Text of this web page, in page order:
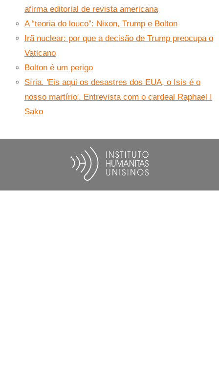
afirma editorial de revista americana
A “teoria do louco”: Nixon, Trump e Bolton
Irã nuclear: por que a decisão de Trump preocupa o
Vaticano
Bolton é um perigo
Síria. 'Eis aqui os desastres dos EUA, o Isis é o
nosso martírio'. Entrevista com o cardeal Raphael I
Sako